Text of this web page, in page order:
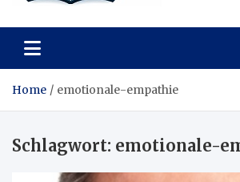
123Bildung
Home emotionale-empathie
Schlagwort: emotionale-